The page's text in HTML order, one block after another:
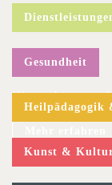
Hier geht es zu
Gesundheit
Heilpädagogik
Kunst &